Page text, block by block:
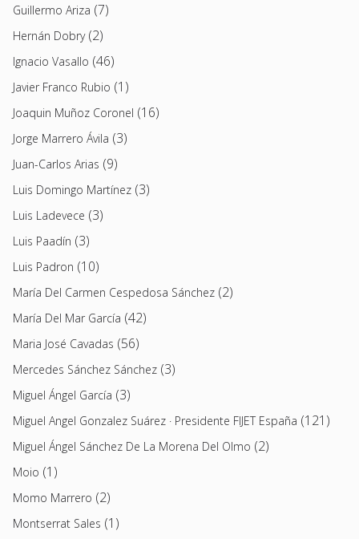
Guillermo Ariza (7)
Hernán Dobry(2)
Ignacio Vasallo (46)
Javier Franco Rubio (1)
Joaquin Muñoz Coronel (16)
Jorge Marrero Ávila (3)
Juan-Carlos Arias (9)
Luis Domingo Martínez (3)
Luis Ladevece (3)
Luis Paadín (3)
Luis Padron (10)
María Del Carmen Cespedosa Sánchez (2)
María Del Mar García (42)
Maria José Cavadas (56)
Mercedes Sánchez Sánchez (3)
Miguel Ángel García (3)
Miguel Angel Gonzalez Suárez · Presidente FIJET España (121)
Miguel Ángel Sánchez De La Morena Del Olmo (2)
Moio (1)
Momo Marrero (2)
Montserrat Sales (1)